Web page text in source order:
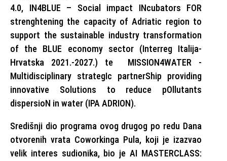
4.0, IN4BLUE – Social impact INcubators FOR
strenghtening the capacity of Adriatic region to
support the sustainable industry transformation
of the BLUE economy sector (Interreg Italija-
Hrvatska 2021.-2027.) te MISSION4WATER -
Multidisciplinary strategIc partnerShip providing
innovative Solutions to reduce pOllutants
dispersioN in water (IPA ADRION).
Središnji dio programa ovog drugog po redu Dana
otvorenih vrata Coworkinga Pula, koji je izazvao
velik interes sudionika, bio je AI MASTERCLASS: